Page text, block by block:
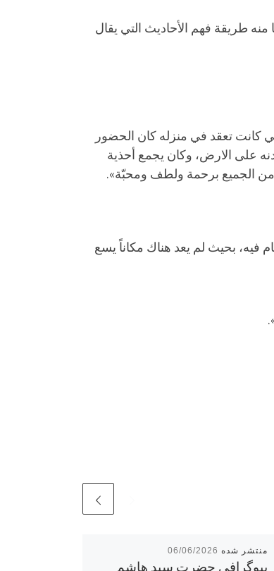
منه طريقة فهم الأحاديث التي يقال
كانت تعقد في منزله كان الحضور
على الارض، وكان يجمع أحذية
من الجميع برحمة ولطف ومحبّة».
بحيث لم يعد هناك مكاناً يسع
06/06/2026
بیوگرافی حضرت سید هاشم